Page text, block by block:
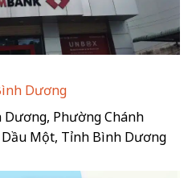
Dương
Phường Chánh
Một, Tỉnh Bình Dương